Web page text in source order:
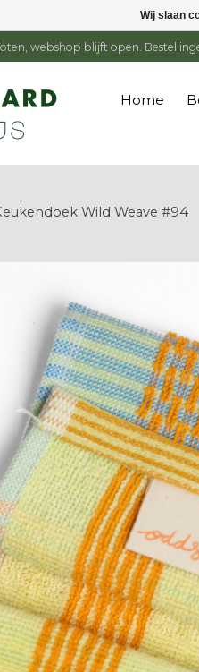
webshop blijft open.
Home
Wild Weave #94
Wij slaan